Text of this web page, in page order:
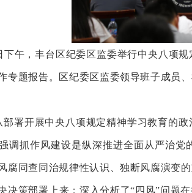
下午，丰台区纪委区监委举行中央八项
专题报告。区纪委区监委领导班子成员
部署开展中央八项规定精神学习教育的
调抓作风建设是纵深推进全面从严治
腐同查同治规律性认识、独断风腐演变
决策部署上来；深入分析了“四风”问题